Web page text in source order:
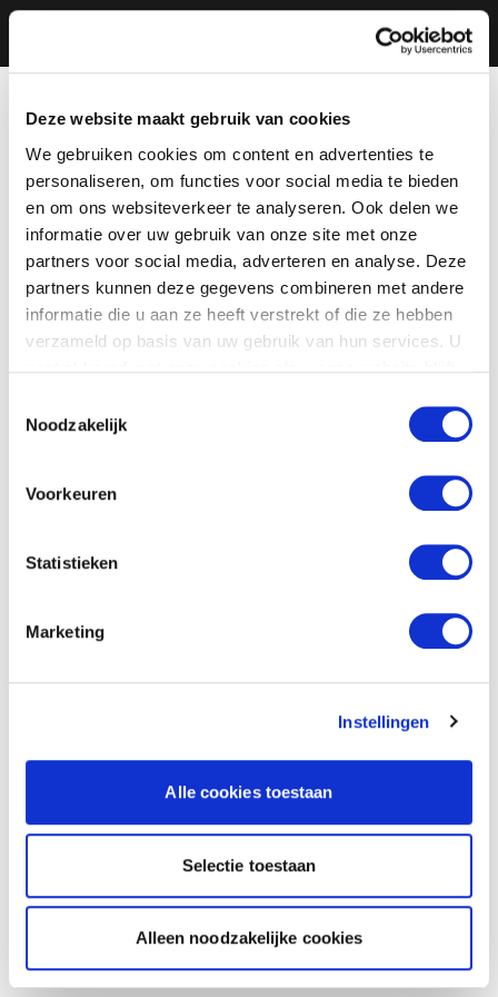
Deze website maakt gebruik van cookies
We gebruiken cookies om content en advertenties te
personaliseren, om functies voor social media te bieden
en om ons websiteverkeer te analyseren. Ook delen we
informatie over uw gebruik van onze site met onze
partners voor social media, adverteren en analyse. Deze
partners kunnen deze gegevens combineren met andere
informatie die u aan ze heeft verstrekt of die ze hebben
verzameld op basis van uw gebruik van hun services. U
Noodzakelijk
Voorkeuren
Statistieken
Marketing
Instellingen
Alle cookies toestaan
Selectie toestaan
Alleen noodzakelijke cookies